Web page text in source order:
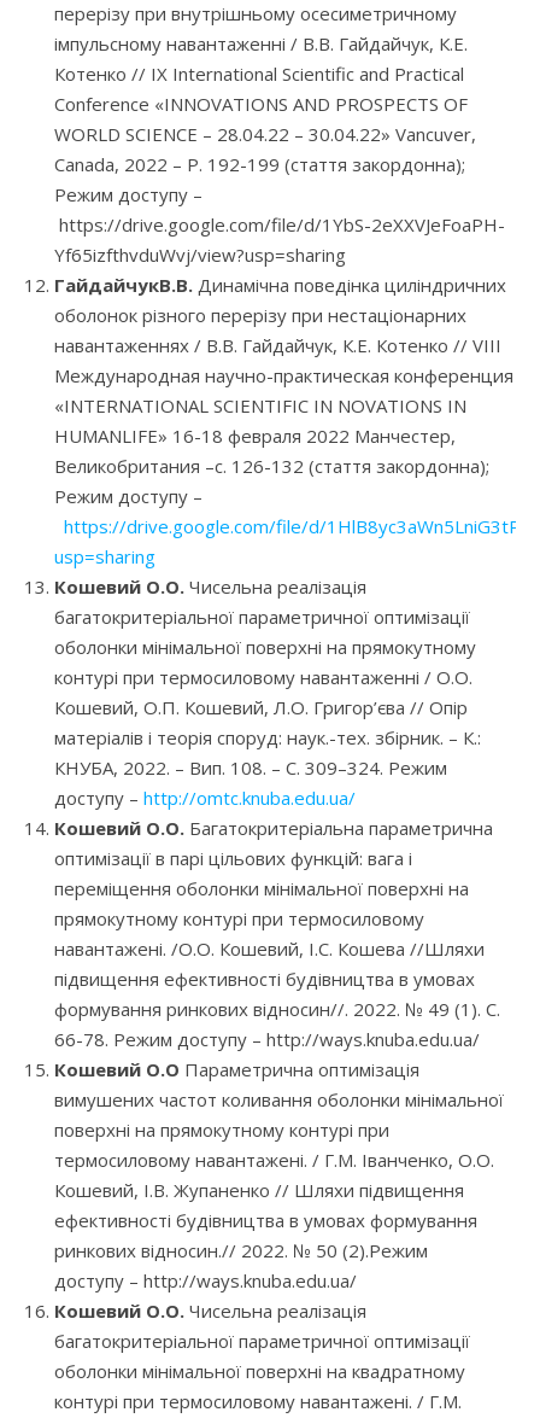
перерізу при внутрішньому осесиметричному
імпульсному навантаженні / В.В. Гайдайчук, К.Е.
Котенко // IX International Scientific and Practical
Conference «INNOVATIONS AND PROSPECTS OF
WORLD SCIENCE – 28.04.22 – 30.04.22» Vancuver,
Canada, 2022 – P. 192-199 (стаття закордонна);
Режим доступу –
https://drive.google.com/file/d/1YbS-2eXXVJeFoaPH-
Yf65izfthvduWvj/view?usp=sharing
ГайдайчукВ.В. Динамічна поведінка циліндричних
оболонок різного перерізу при нестаціонарних
навантаженнях / В.В. Гайдайчук, К.Е. Котенко // VIII
Международная научно-практическая конференция
«INTERNATIONAL SCIENTIFIC IN NOVATIONS IN
HUMANLIFE» 16-18 февраля 2022 Манчестер,
Великобритания –c. 126-132 (стаття закордонна);
Режим доступу –
https://drive.google.com/file/d/
usp=sharing
Кошевий О.О. Чисельна реалізація
багатокритеріальної параметричної оптимізації
оболонки мінімальної поверхні на прямокутному
контурі при термосиловому навантаженні / О.О.
Кошевий, О.П. Кошевий, Л.О. Григор’єва // Опір
матеріалів і теорія споруд: наук.-тех. збірник. – К.:
КНУБА, 2022. – Вип. 108. – С. 309–324. Режим
доступу – http://omtc.knuba.edu.ua/
Кошевий О.О. Багатокритеріальна параметрична
оптимізації в парі цільових функцій: вага і
переміщення оболонки мінімальної поверхні на
прямокутному контурі при термосиловому
навантажені. /О.О. Кошевий, І.С. Кошева //Шляхи
підвищення ефективності будівництва в умовах
формування ринкових відносин//. 2022. № 49 (1). С.
66-78. Режим доступу – http://ways.knuba.edu.ua/
Кошевий О.О Параметрична оптимізація
вимушених частот коливання оболонки мінімальної
поверхні на прямокутному контурі при
термосиловому навантажені. / Г.М. Іванченко, О.О.
Кошевий, І.В. Жупаненко // Шляхи підвищення
ефективності будівництва в умовах формування
ринкових відносин.// 2022. № 50 (2).Режим
доступу – http://ways.knuba.edu.ua/
Кошевий О.О. Чисельна реалізація
багатокритеріальної параметричної оптимізації
оболонки мінімальної поверхні на квадратному
контурі при термосиловому навантажені. / Г.М.